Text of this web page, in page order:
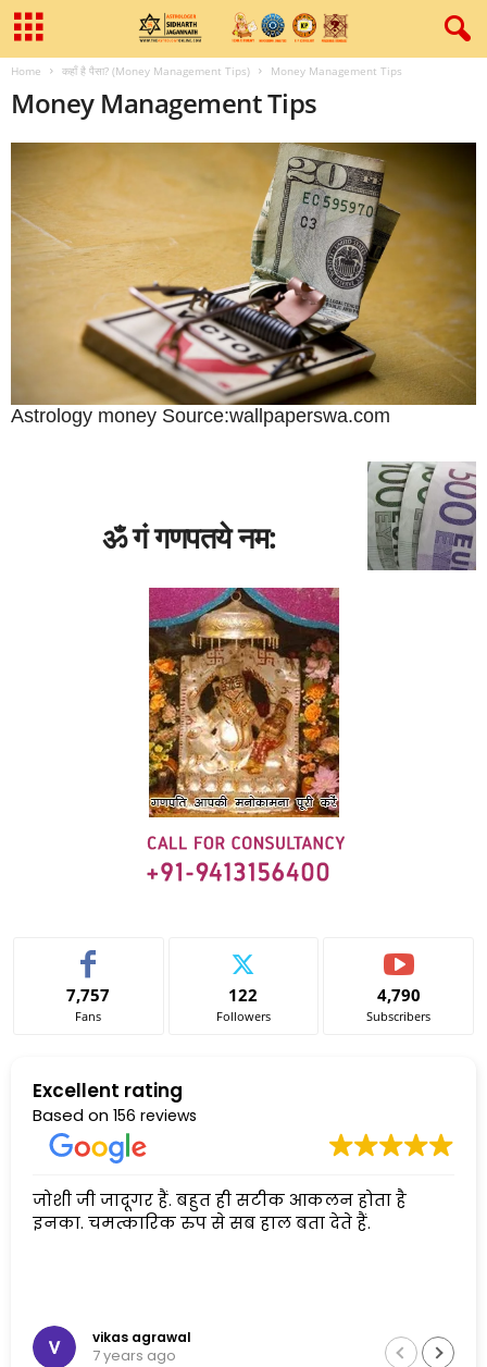
Home कहाँ है पैसा? (Money Management Tips) Money Management Tips
Money Management Tips
Astrology money Source:wallpaperswa.com
ॐ गं गणपतये नम:
7,757
Fans
122
Followers
4,790
Subscribers
Excellent rating
Based on 156 reviews
जोशी जी जादूगर हैं. बहुत ही सटीक आकलन होता है
इनका. चमत्कारिक रुप से सब हाल बता देते हैं.
vikas agrawal
7 years ago